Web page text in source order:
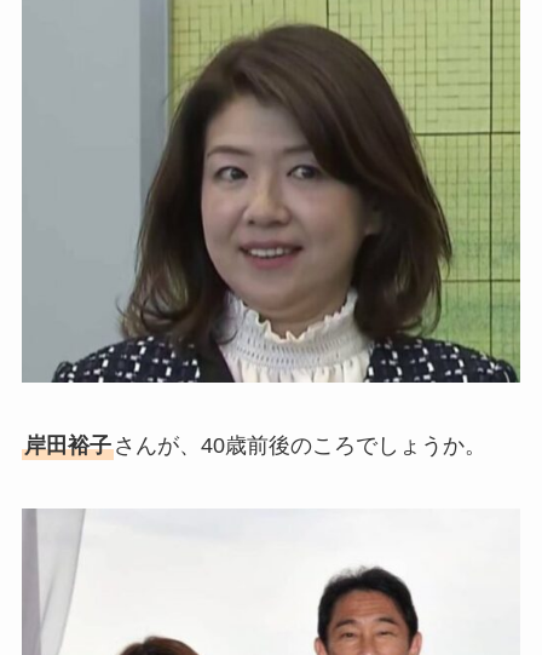
岸田裕子さんが、40歳前後のころでしょうか。